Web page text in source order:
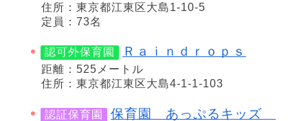
住所：東京都江東区大島1-10-5
定員：73名
認可外保育園 Ｒａｉｎｄｒｏｐｓ
距離：525メートル
住所：東京都江東区大島4-1-1-103
認証保育園 保育園 あっぷるキッズ